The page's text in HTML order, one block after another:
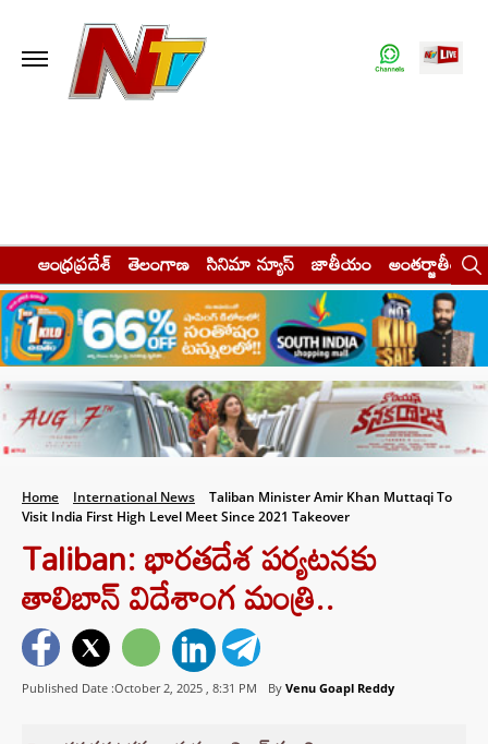
ఆంధ్రప్రదేశ్ తెలంగాణ సినిమా న్యూస్ జాతీయం అంతర్జాతీయం
Home International News
Taliban Minister Amir Khan Muttaqi To
Visit India First High Level Meet Since 2021 Takeover
Taliban: భారతదేశ పర్యటనకు
తాలిబాన్ విదేశాంగ మంత్రి..
Published Date :October 2, 2025 , 8:31 PM By Venu Goapl Reddy